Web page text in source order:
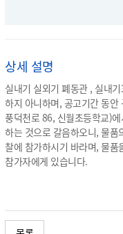
상세 설명
실내기 실외기 폐동관 , 실내
하지 아니하며, 공고기간 동
풍덕천로 86, 신월초등학교)
하는 것으로 갈음하오니, 물품
찰에 참가하시기 바라며, 물
참가자에게 있습니다.